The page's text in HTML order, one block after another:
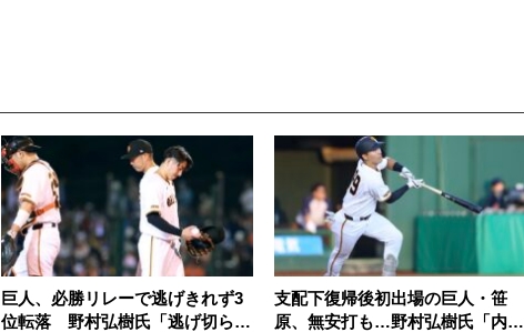
巨人、必勝リレーで逃げきれず3
位転落 野村弘樹氏「逃げ切らな
支配下復帰後初出場の巨人・笹
原、無安打も…野村弘樹氏「内容